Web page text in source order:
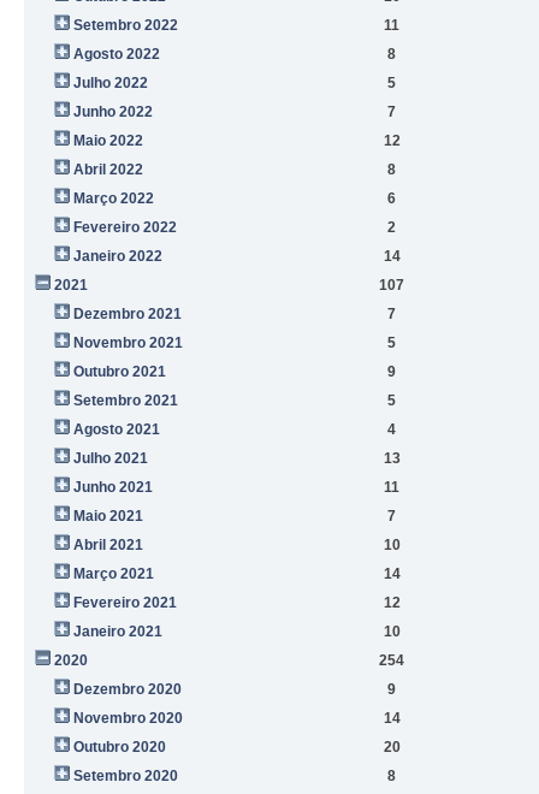
Setembro 2022
11
Agosto 2022
8
Julho 2022
5
Junho 2022
7
Maio 2022
12
Abril 2022
8
Março 2022
6
Fevereiro 2022
2
Janeiro 2022
14
2021
107
Dezembro 2021
7
Novembro 2021
5
Outubro 2021
9
Setembro 2021
5
Agosto 2021
4
Julho 2021
13
Junho 2021
11
Maio 2021
7
Abril 2021
10
Março 2021
14
Fevereiro 2021
12
Janeiro 2021
10
2020
254
Dezembro 2020
9
Novembro 2020
14
Outubro 2020
20
Setembro 2020
8